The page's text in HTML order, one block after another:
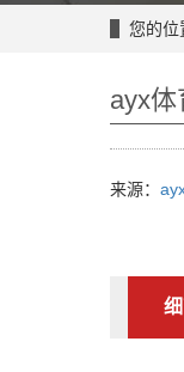
您的位
ayx
来源：
细